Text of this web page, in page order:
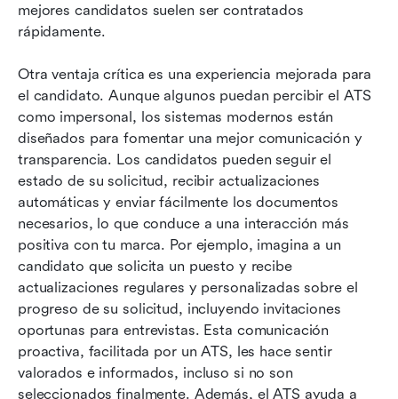
mejores candidatos suelen ser contratados
rápidamente.
Otra ventaja crítica es una experiencia mejorada para
el candidato. Aunque algunos puedan percibir el ATS
como impersonal, los sistemas modernos están
diseñados para fomentar una mejor comunicación y
transparencia. Los candidatos pueden seguir el
estado de su solicitud, recibir actualizaciones
automáticas y enviar fácilmente los documentos
necesarios, lo que conduce a una interacción más
positiva con tu marca. Por ejemplo, imagina a un
candidato que solicita un puesto y recibe
actualizaciones regulares y personalizadas sobre el
progreso de su solicitud, incluyendo invitaciones
oportunas para entrevistas. Esta comunicación
proactiva, facilitada por un ATS, les hace sentir
valorados e informados, incluso si no son
seleccionados finalmente. Además, el ATS ayuda a